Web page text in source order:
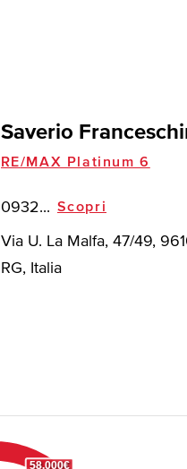
Saverio
RE/MAX Platinum 6
0932... Scopri
Via U. La Malfa, 47/49,
RG, Italia
58.000€